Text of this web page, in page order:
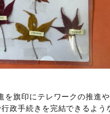
旗印にテレワークの推進
政手続きを完結できるよう